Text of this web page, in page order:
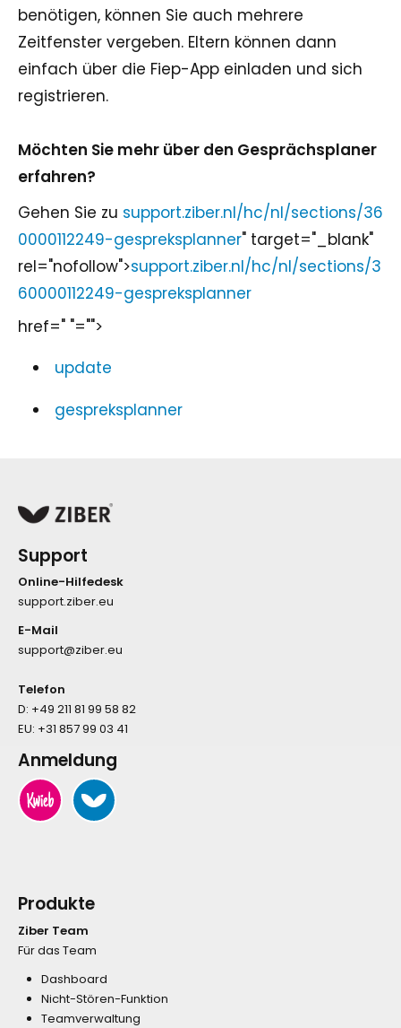
benötigen, können Sie auch mehrere
Zeitfenster vergeben. Eltern können dann
einfach über die Fiep-App einladen und sich
registrieren.
Möchten Sie mehr über den Gesprächsplaner
erfahren?
Gehen Sie zu support.ziber.nl/hc/nl/sections/36
0000112249-gespreksplanner" target="_blank"
rel="nofollow">support.ziber.nl/hc/nl/sections/3
60000112249-gespreksplanner
href=" "="">
update
gespreksplanner
Support
Online-Hilfedesk
support.ziber.eu
E-Mail
support@ziber.eu
Telefon
D: +49 211 81 99 58 82
EU: +31 857 99 03 41
Anmeldung
Produkte
Ziber Team
Für das Team
Dashboard
Nicht-Stören-Funktion
Teamverwaltung